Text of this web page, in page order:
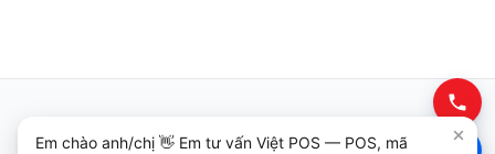
Em chào anh/chị 👋 Em tư vấn Việt POS — POS, mã